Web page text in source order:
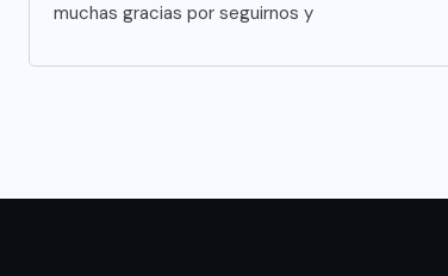
muchas gracias por seguirnos y